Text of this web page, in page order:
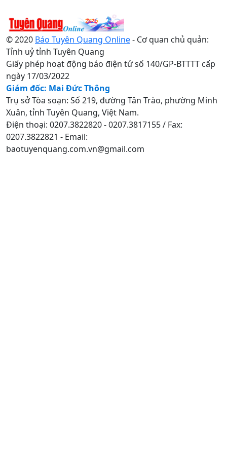
© 2020 Báo Tuyên Quang Online- Cơ quan chủ quản:
Tỉnh uỷ tỉnh Tuyên Quang
Giấy phép hoạt động báo điện tử số 140/GP-BTTTT cấp
ngày 17/03/2022
Giám đốc: Mai Đức Thông
Trụ sở Tòa soạn: Số 219, đường Tân Trào, phường Minh
Xuân, tỉnh Tuyên Quang, Việt Nam.
Điện thoại: 0207.3822820 - 0207.3817155 / Fax:
0207.3822821 - Email:
baotuyenquang.com.vn@gmail.com